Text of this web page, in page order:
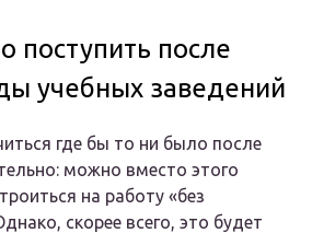
поступить после
учебных заведений
где бы то ни было после
можно вместо этого
на работу «без
скорее всего, это будет